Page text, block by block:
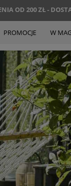
OD 200 ZŁ -
PROMOCJE W